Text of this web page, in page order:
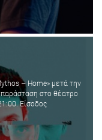
– Home» μετά την
παράσταση στο θέατρο
Είσοδος